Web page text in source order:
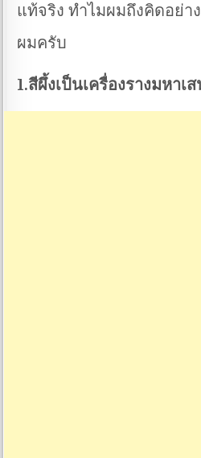
แท้จริง ทำไมผมถึงคิดอย่า
ผมครับ
1.สีผึ้งเป็นเครื่องรางมหาเ